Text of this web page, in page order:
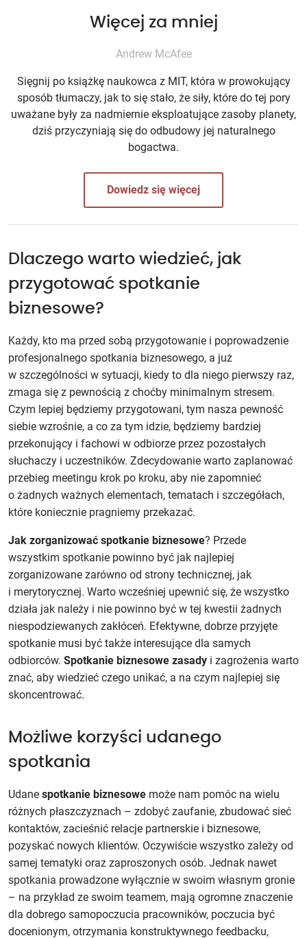
Więcej za mniej
Andrew McAfee
Sięgnij po książkę naukowca z MIT, która w prowokujący
sposób tłumaczy, jak to się stało, że siły, które do tej pory
uważane były za nadmiernie eksploatujące zasoby planety,
dziś przyczyniają się do odbudowy jej naturalnego
bogactwa.
Dowiedz się więcej
Dlaczego warto wiedzieć, jak
przygotować spotkanie
biznesowe?
Każdy, kto ma przed sobą przygotowanie i poprowadzenie
profesjonalnego spotkania biznesowego, a już
w szczególności w sytuacji, kiedy to dla niego pierwszy raz,
zmaga się z pewnością z choćby minimalnym stresem.
Czym lepiej będziemy przygotowani, tym nasza pewność
siebie wzrośnie, a co za tym idzie, będziemy bardziej
przekonujący i fachowi w odbiorze przez pozostałych
słuchaczy i uczestników. Zdecydowanie warto zaplanować
przebieg meetingu krok po kroku, aby nie zapomnieć
o żadnych ważnych elementach, tematach i szczegółach,
które koniecznie pragniemy przekazać.
Jak zorganizować spotkanie biznesowe? Przede
wszystkim spotkanie powinno być jak najlepiej
zorganizowane zarówno od strony technicznej, jak
i merytorycznej. Warto wcześniej upewnić się, że wszystko
działa jak należy i nie powinno być w tej kwestii żadnych
niespodziewanych zakłóceń. Efektywne, dobrze przyjęte
spotkanie musi być także interesujące dla samych
odbiorców. Spotkanie biznesowe zasady i zagrożenia warto
znać, aby wiedzieć czego unikać, a na czym najlepiej się
skoncentrować.
Możliwe korzyści udanego
spotkania
Udane spotkanie biznesowe może nam pomóc na wielu
różnych płaszczyznach – zdobyć zaufanie, zbudować sieć
kontaktów, zacieśnić relacje partnerskie i biznesowe,
pozyskać nowych klientów. Oczywiście wszystko zależy od
samej tematyki oraz zaproszonych osób. Jednak nawet
spotkania prowadzone wyłącznie w swoim własnym gronie
– na przykład ze swoim teamem, mają ogromne znaczenie
dla dobrego samopoczucia pracowników, poczucia być
docenionym, otrzymania konstruktywnego feedbacku,